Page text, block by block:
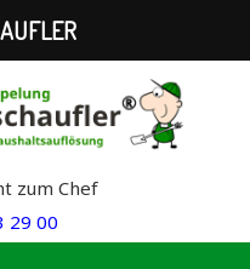
zum Chef
29 00